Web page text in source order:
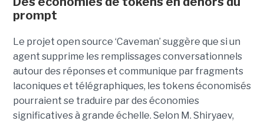
prompt
Le projet open source ‘Caveman’ suggère que si un
agent supprime les remplissages conversationnels
autour des réponses et communique par fragments
laconiques et télégraphiques, les tokens économisés
pourraient se traduire par des économies
significatives à grande échelle. Selon M. Shiryaev,